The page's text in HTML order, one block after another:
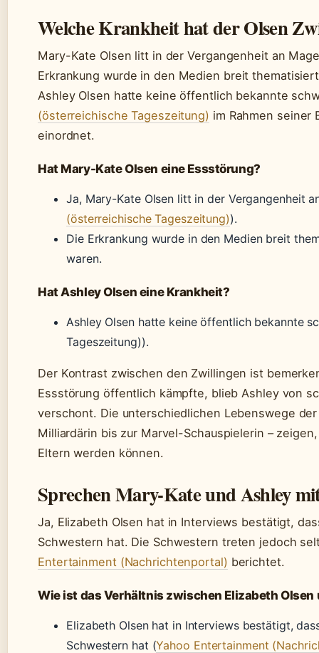
Welche Krankheit hat der Olsen
Mary-Kate Olsen litt in der Vergangenheit an
Erkrankung wurde in den Medien breit
Ashley Olsen hatte keine öffentlich bekannte
(österreichische Tageszeitung) im Rahmen seiner
einordnet.
Hat Mary-Kate Olsen eine Essstörung?
Ja, Mary-Kate Olsen litt in der Vergangenheit
(österreichische Tageszeitung)).
Die Erkrankung wurde in den Medien breit
waren.
Hat Ashley Olsen eine Krankheit?
Ashley Olsen hatte keine öffentlich bekannte
Tageszeitung)).
Der Kontrast zwischen den Zwillingen ist
Essstörung öffentlich kämpfte, blieb Ashley von
verschont. Die unterschiedlichen Lebenswege
Milliardärin bis zur Marvel-Schauspielerin –
Eltern werden können.
Sprechen Mary-Kate und Ashley
Ja, Elizabeth Olsen hat in Interviews bestätigt,
Schwestern hat. Die Schwestern treten jedoch
Entertainment (Nachrichtenportal) berichtet.
Wie ist das Verhältnis zwischen Elizabeth
Elizabeth Olsen hat in Interviews bestätigt,
Schwestern hat (Yahoo Entertainment